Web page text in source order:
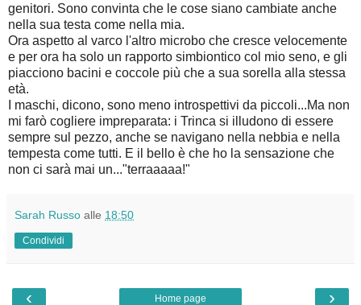
genitori. Sono convinta che le cose siano cambiate anche
nella sua testa come nella mia.
Ora aspetto al varco l'altro microbo che cresce velocemente
e per ora ha solo un rapporto simbiontico col mio seno, e gli
piacciono bacini e coccole più che a sua sorella alla stessa
età.
I maschi, dicono, sono meno introspettivi da piccoli...Ma non
mi farò cogliere impreparata: i Trinca si illudono di essere
sempre sul pezzo, anche se navigano nella nebbia e nella
tempesta come tutti. E il bello è che ho la sensazione che
non ci sarà mai un..."terraaaaa!"
Sarah Russo alle 18:50
Condividi
‹ ›
Home page